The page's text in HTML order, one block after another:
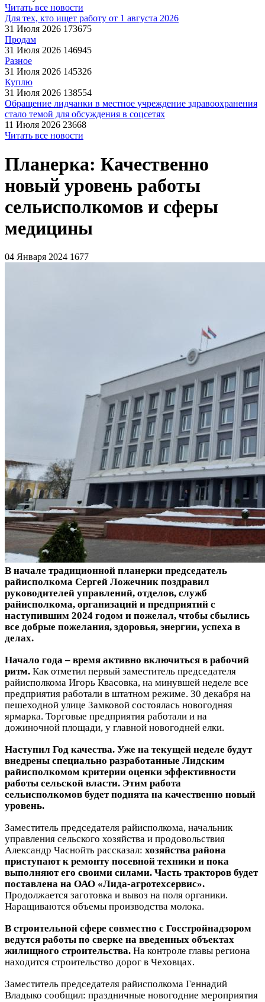
Читать все новости
Для тех, кто ищет работу от 1 августа 2026
31 Июля 2026 173675
Продам
31 Июля 2026 146945
Разное
31 Июля 2026 145326
Куплю
31 Июля 2026 138554
Обращение лидчанки в местное учреждение здравоохранения
стало темой для обсуждения в соцсетях
11 Июля 2026 23668
Читать все новости
Планерка: Качественно
новый уровень работы
сельисполкомов и сферы
медицины
04 Января 2024 1677
В начале традиционной планерки председатель
райисполкома Сергей Ложечник поздравил
руководителей управлений, отделов, служб
райисполкома, организаций и предприятий с
наступившим 2024 годом и пожелал, чтобы сбылись
все добрые пожелания, здоровья, энергии, успеха в
делах.
Начало года – время активно включиться в рабочий
ритм. Как отметил первый заместитель председателя
райисполкома Игорь Квасовка, на минувшей неделе все
предприятия работали в штатном режиме. 30 декабря на
пешеходной улице Замковой состоялась новогодняя
ярмарка. Торговые предприятия работали и на
дожиночной площади, у главной новогодней елки.
Наступил Год качества. Уже на текущей неделе будут
внедрены специально разработанные Лидским
райисполкомом критерии оценки эффективности
работы сельской власти. Этим работа
сельисполкомов будет поднята на качественно новый
уровень.
Заместитель председателя райисполкома, начальник
управления сельского хозяйства и продовольствия
Александр Часнойть рассказал: хозяйства района
приступают к ремонту посевной техники и пока
выполняют его своими силами. Часть тракторов будет
поставлена на ОАО «Лида-агротехсервис».
Продолжается заготовка и вывоз на поля органики.
Наращиваются объемы производства молока.
В строительной сфере совместно с Госстройнадзором
ведутся работы по сверке на введенных объектах
жилищного строительства. На контроле главы региона
находится строительство дорог в Чеховцах.
Заместитель председателя райисполкома Геннадий
Владыко сообщил: праздничные новогодние мероприятия